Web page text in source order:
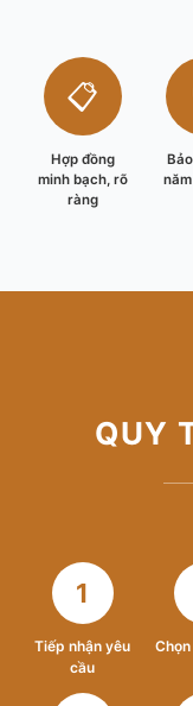
📋
Hợp đồng
minh bạch, rõ
ràng
QUY
1
Tiếp nhận yêu
cầu